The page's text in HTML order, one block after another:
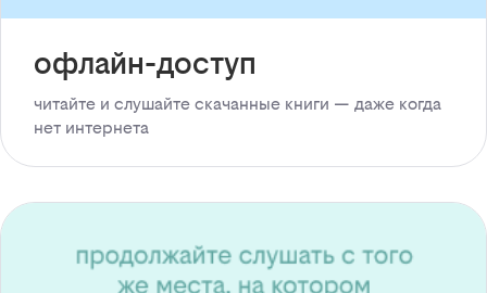
офлайн-доступ
читайте и слушайте скачанные книги — даже когда
нет интернета